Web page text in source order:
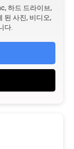
하드 드라이브,
된 사진, 비디오,
다.